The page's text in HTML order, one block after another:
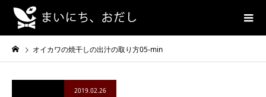
オイカワの焼干しの出汁の取り方05-min
2019.02.26